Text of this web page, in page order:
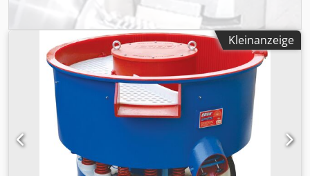
Kleinanzeige